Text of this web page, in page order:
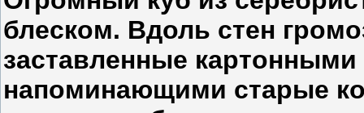
блеском. Вдоль стен
заставленные
напоминающими старые